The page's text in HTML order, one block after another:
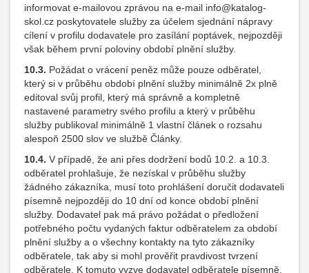
informovat e-mailovou zprávou na e-mail info@katalog-
skol.cz poskytovatele služby za účelem sjednání nápravy
cílení v profilu dodavatele pro zasílání poptávek, nejpozději
však během první poloviny období plnění služby.
10.3. Požádat o vrácení peněz může pouze odběratel,
který si v průběhu období plnění služby minimálně 2x plně
editoval svůj profil, který má správně a kompletně
nastavené parametry svého profilu a který v průběhu
služby publikoval minimálně 1 vlastní článek o rozsahu
alespoň 2500 slov ve službě Články.
10.4. V případě, že ani přes dodržení bodů 10.2. a 10.3.
odběratel prohlašuje, že nezískal v průběhu služby
žádného zákazníka, musí toto prohlášení doručit dodavateli
písemně nejpozději do 10 dní od konce období plnění
služby. Dodavatel pak má právo požádat o předložení
potřebného počtu vydaných faktur odběratelem za období
plnění služby a o všechny kontakty na tyto zákazníky
odběratele, tak aby si mohl prověřit pravdivost tvrzení
odběratele. K tomuto vyzve dodavatel odběratele písemně,